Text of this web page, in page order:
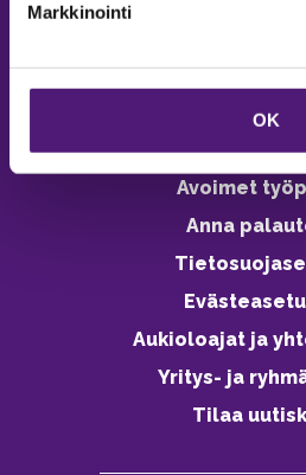
Markkinointi
OK
Avoimet
Anna
Aukioloajat ja
Yritys- ja
Tilaa